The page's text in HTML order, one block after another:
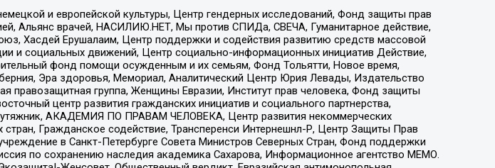
и европейской культуры, Центр гендерных исследований, Фонд защиты прав
Альянс врачей, НАСИЛИЮ.НЕТ, Мы против СПИДа, СВЕЧА, Гуманитарное действие,
Хасдей Ерушалаим, Центр поддержки и содействия развитию средств массовой
и социальных движений, Центр социально-информационных инициатив Действие,
фонд помощи осужденным и их семьям, Фонд Тольятти, Новое время,
Эра здоровья, Мемориал, Аналитический Центр Юрия Левады, Издательство
группа, Женщины Евразии, Институт прав человека, Фонд защиты
центр развития гражданских инициатив и социального партнерства,
АКАДЕМИЯ ПО ПРАВАМ ЧЕЛОВЕКА, Центр развития некоммерческих
Гражданское содействие, Трансперенси Интернешнл-Р, Центр Защиты Прав
в Санкт-Петербурге Совета Министров Северных Стран, Фонд поддержки
по сохранению наследия академика Сахарова, Информационное агентство МЕМО.